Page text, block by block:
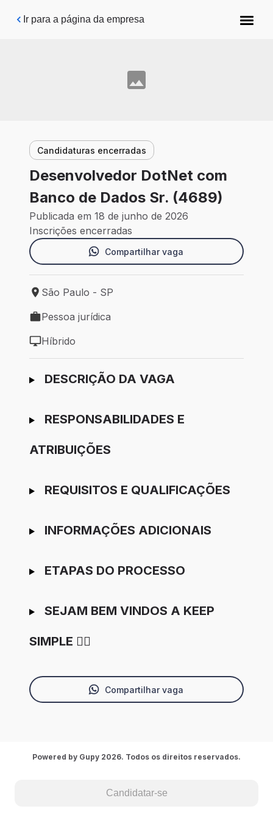
Pular para o conteúdo principal
Ir para a página da empresa
Candidaturas encerradas
Desenvolvedor DotNet com
Banco de Dados Sr. (4689)
Publicada em 18 de junho de 2026
Inscrições encerradas
Compartilhar vaga
Local de trabalho: São Paulo - SP
São Paulo - SP
Tipo de vaga: Pessoa jurídica
Pessoa jurídica
Modelo de trabalho: Híbrido
Híbrido
Ir para candidatura
DESCRIÇÃO DA VAGA
RESPONSABILIDADES E
ATRIBUIÇÕES
REQUISITOS E QUALIFICAÇÕES
INFORMAÇÕES ADICIONAIS
ETAPAS DO PROCESSO
SEJAM BEM VINDOS A KEEP
SIMPLE 👇🏽
Compartilhar vaga
Candidatar-se
Powered by Gupy 2026. Todos os direitos reservados.